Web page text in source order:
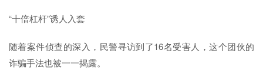
“十倍杠杆”诱人入套
随着案件侦查的深入，民警寻访到了16名受害人，这个团伙的
诈骗手法也被一一揭露。